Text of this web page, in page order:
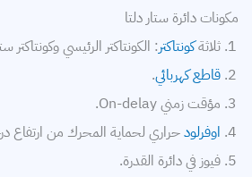
مكونات دائرة ستار دلتا
ثلاثةكونتاكتر: الكونتاكتر الرئيسي وكونتاكتر
قاطع كهربائي.
مؤقت زمني On-delay.
اوفرلودحراري لحماية المحرك من ارتفاع
فيوز في دائرة القدرة.